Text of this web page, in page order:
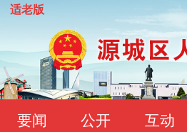
适老版
要闻 公开 互动